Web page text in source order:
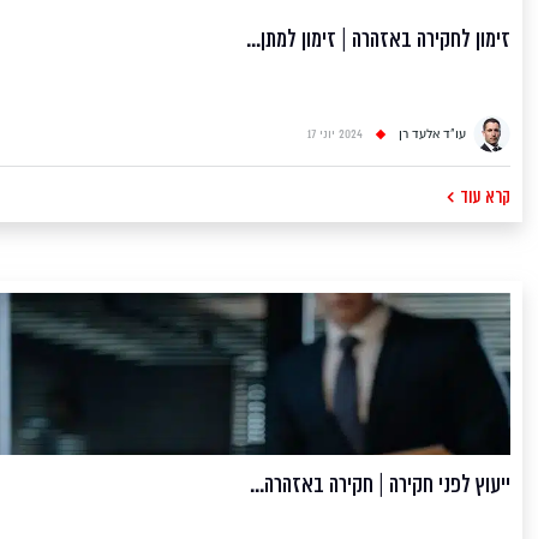
זימון לחקירה באזהרה | זימון למתן...
עו"ד אלעד רן 2024 יוני 17
קרא עוד
ייעוץ לפני חקירה | חקירה באזהרה...